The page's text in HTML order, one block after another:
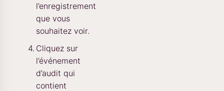
l’enregistrement
que vous
souhaitez voir.
Cliquez sur
l’événement
d’audit qui
contient